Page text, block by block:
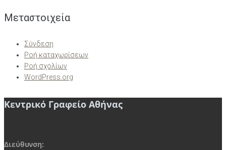
Μεταστοιχεία
Σύνδεση
Ροή καταχωρίσεων
Ροή σχολίων
WordPress.org
Κεντρικό Γραφείο Αθήνας
Διεύθυνση: